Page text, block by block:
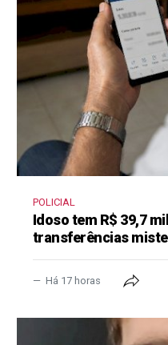
POLICIAL
Idoso tem R$ 39,7
transferências
Há 17 horas